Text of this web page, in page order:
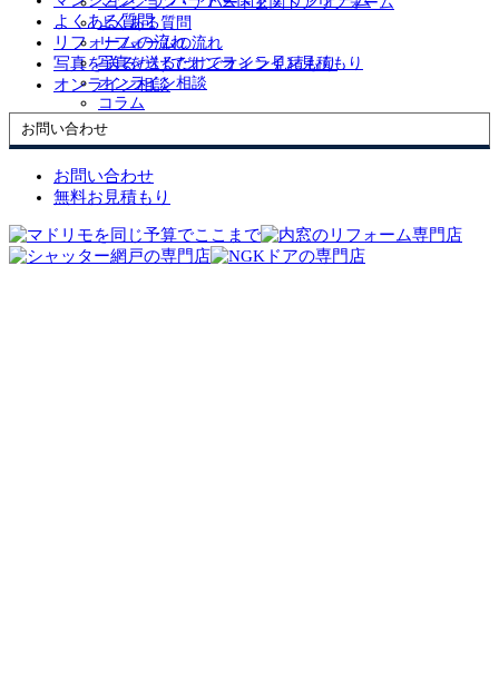
よくある質問
リフォームの流れ
写真を送るだけでオンライン見積もり
オンライン相談
コラム
よくある質問
リフォームの流れ
写真を送るだけでオンライン見積もり
オンライン相談
お問い合わせ
お問い合わせ
無料お見積もり